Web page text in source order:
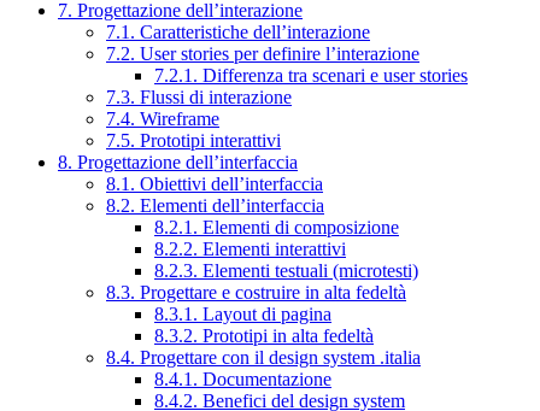
7. Progettazione dell’interazione
7.1. Caratteristiche dell’interazione
7.2. User stories per definire l’interazione
7.2.1. Differenza tra scenari e user stories
7.3. Flussi di interazione
7.4. Wireframe
7.5. Prototipi interattivi
8. Progettazione dell’interfaccia
8.1. Obiettivi dell’interfaccia
8.2. Elementi dell’interfaccia
8.2.1. Elementi di composizione
8.2.2. Elementi interattivi
8.2.3. Elementi testuali (microtesti)
8.3. Progettare e costruire in alta fedeltà
8.3.1. Layout di pagina
8.3.2. Prototipi in alta fedeltà
8.4. Progettare con il design system .italia
8.4.1. Documentazione
8.4.2. Benefici del design system